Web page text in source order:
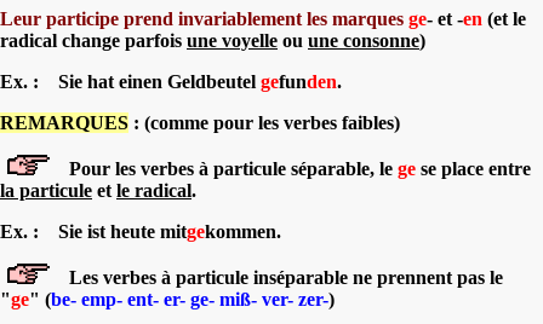
Leur participe prend invariablement les marques ge- et -en (et le
radical change parfois une voyelle ou une consonne)
Ex. : Sie hat einen Geldbeutel gefunden.
REMARQUES : (comme pour les verbes faibles)
Pour les verbes à particule séparable, le ge se place entre
la particule et le radical.
Ex. : Sie ist heute mitgekommen.
Les verbes à particule inséparable ne prennent pas le
"ge" (be- emp- ent- er- ge- miß- ver- zer-)